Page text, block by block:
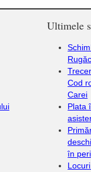
Ultimele
Cod
Carei
Plata
în